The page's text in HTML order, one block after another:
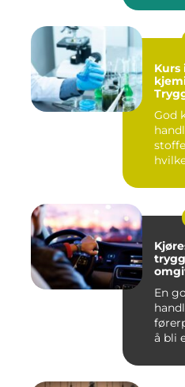
Kurs
God
En
å bli